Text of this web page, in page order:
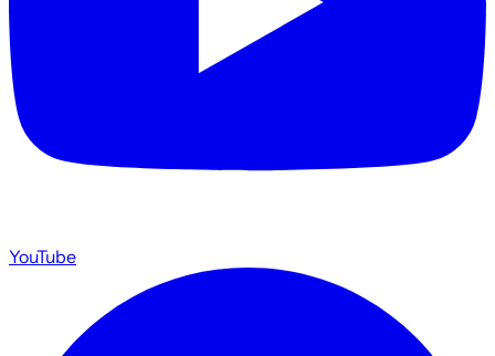
YouTube